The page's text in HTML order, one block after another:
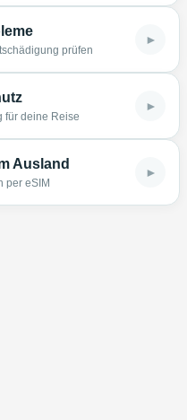
prüfen
►
für deine Reise
►
Ausland
per eSIM
►